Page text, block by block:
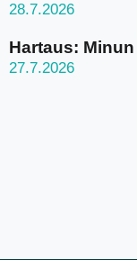
28.7.2026
Hartaus:
27.7.2026